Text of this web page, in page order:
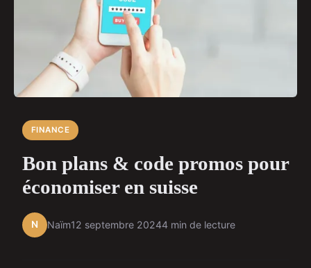
FINANCE
Bon plans & code promos pour
économiser en suisse
N Naïm12 septembre 20244 min de lecture